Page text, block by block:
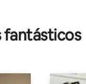
fantásticos